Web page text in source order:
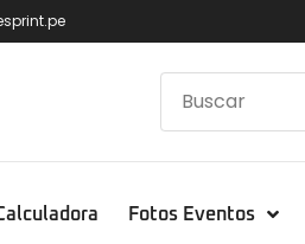
Fotos Eventos